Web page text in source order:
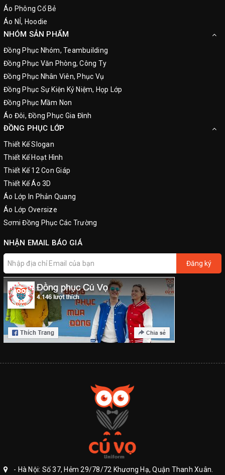
Áo Phông Cổ Bẻ
Áo NỈ, Hoodie
NHÓM SẢN PHẨM
Đồng Phục Nhóm, Teambuilding
Đồng Phục Văn Phòng, Công Ty
Đồng Phục Nhân Viên, Phục Vụ
Đồng Phục Sự Kiện Kỷ Niệm, Họp Lớp
Đồng Phục Mầm Non
Áo Đôi, Đồng Phục Gia Đình
ĐỒNG PHỤC LỚP
Thiết Kế Slogan
Thiết Kế Hoạt Hình
Thiết Kế 12 Con Giáp
Thiết Kế Áo 3D
Áo Lớp In Phản Quang
Áo Lớp Oversize
Sơmi Đồng Phục Các Trường
NHẬN EMAIL BÁO GIÁ
Đăng ký
- Hà Nội: Số 37, Hẻm 29/78/72 Khương Hạ, Quận Thanh Xuân.